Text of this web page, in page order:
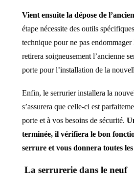
Vient ensuite la dépose de
étape nécessite des outils
technique pour ne pas
retirera soigneusement l’ancienne
porte pour l’installation de la
Enfin, le serrurier installera la
s’assurera que celle-ci est
porte et à vos besoins de sécurité.
terminée, il vérifiera le bon
serrure et vous donnera toutes les
La serrurerie dans le neuf